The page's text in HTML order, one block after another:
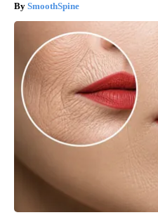
SmoothSpine